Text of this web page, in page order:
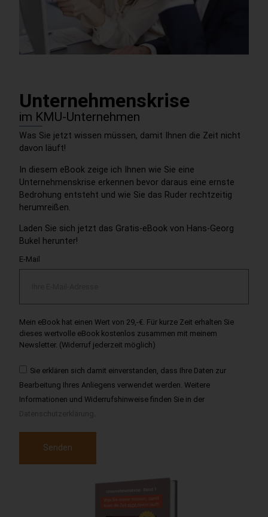
Unternehmenskrise
im KMU-Unternehmen
Was Sie jetzt wissen müssen, damit Ihnen die Zeit nicht
davon läuft!
In diesem eBook zeige ich Ihnen wie Sie eine
Unternehmenskrise erkennen bevor daraus eine ernste
Bedrohung entsteht und wie Sie das Ruder rechtzeitig
herumreißen.
Laden Sie sich jetzt das Gratis-eBook von Hans-Georg
Bukel herunter!
E-Mail
Mein eBook hat einen Wert von 29,-€. Für kurze Zeit erhalten Sie
dieses wertvolle eBook kostenlos zusammen mit meinem
Newsletter. (Widerruf jederzeit möglich)
Sie erklären sich damit einverstanden, dass Ihre Daten zur
Bearbeitung Ihres Anliegens verwendet werden. Weitere
Informationen und Widerrufshinweise finden Sie in der
.
Senden